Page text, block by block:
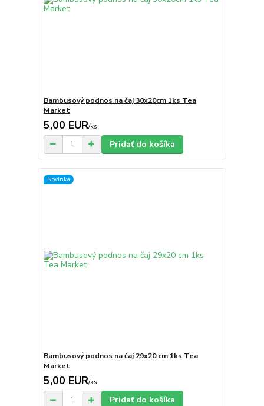
Bambusový podnos na čaj 30x20cm 1ks Tea
Market
5,00 EUR/ks
Pridať do košíka
Novinka
Bambusový podnos na čaj 29x20 cm 1ks Tea
Market
5,00 EUR/ks
Pridať do košíka